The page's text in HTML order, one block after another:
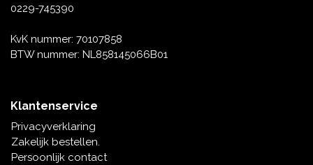
0229-745390
KvK nummer: 70107858
BTW nummer: NL858145066B01
Klantenservice
Privacyverklaring
Zakelijk bestellen.
Persoonlijk contact